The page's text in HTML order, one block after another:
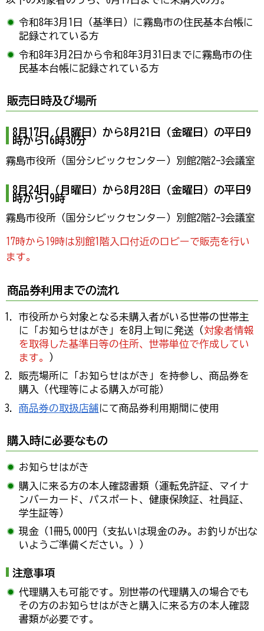
令和8年3月1日（基準日）に霧島市の住民基本台帳に
記録されている方
令和8年3月2日から令和8年3月31日までに霧島市の住
民基本台帳に記録されている方
販売日時及び場所
8月17日（月曜日）から8月21日（金曜日）の平日9
時から16時30分
霧島市役所（国分シビックセンター）別館2階2-3会議室
8月24日（月曜日）から8月28日（金曜日）の平日9
時から19時
霧島市役所（国分シビックセンター）別館2階2-3会議室
17時から19時は別館1階入口付近のロビーで販売を行い
ます。
商品券利用までの流れ
市役所から対象となる未購入者がいる世帯の世帯主
に「お知らせはがき」を8月上旬に発送（ 対象者情報
を取得した基準日等の住所、世帯単位で作成してい
ます。
）
販売場所に「お知らせはがき」を持参し、商品券を
購入（代理等による購入が可能）
商品券の取扱店舗にて商品券利用期間に使用
購入時に必要なもの
お知らせはがき
購入に来る方の本人確認書類（運転免許証、マイナ
ンバーカード、パスポート、健康保険証、社員証、
学生証等）
現金（1冊5,000円（支払いは現金のみ。お釣りが出な
いようご準備ください。））
注意事項
代理購入も可能です。別世帯の代理購入の場合でも
その方のお知らせはがきと購入に来る方の本人確認
書類が必要です。